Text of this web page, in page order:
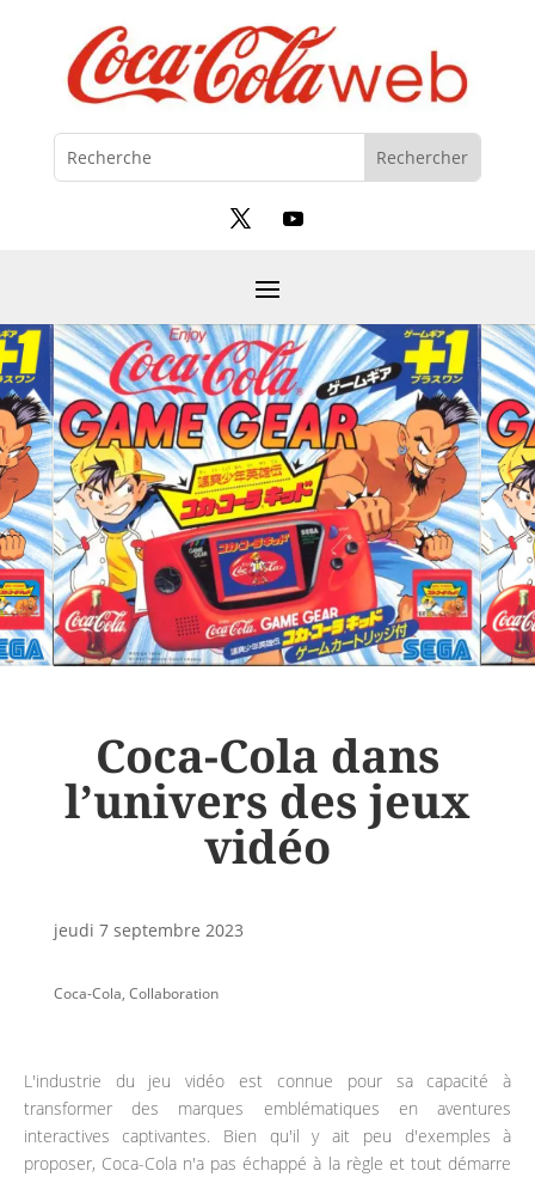
Coca-Cola dans
l’univers des jeux
vidéo
jeudi 7 septembre 2023
Coca-Cola, Collaboration
L'industrie du jeu vidéo est connue pour sa capacité à
transformer des marques emblématiques en aventures
interactives captivantes. Bien qu'il y ait peu d'exemples à
proposer, Coca-Cola n'a pas échappé à la règle et tout démarre